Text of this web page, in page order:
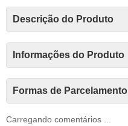
Descrição do Produto
Informações do Produto
Formas de Parcelamento
Carregando comentários ...